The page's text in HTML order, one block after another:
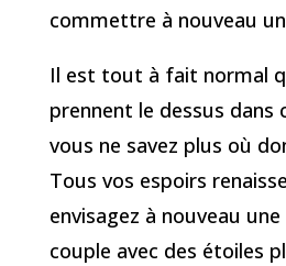
commettre à nouveau
Il est tout à fait normal
prennent le dessus
vous ne savez plus où
Tous vos espoirs
envisagez à nouveau
couple avec des étoiles